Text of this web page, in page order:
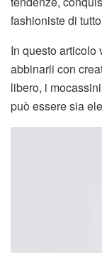
fashioniste di
In questo articolo
abbinarli con
libero, i
può essere sia